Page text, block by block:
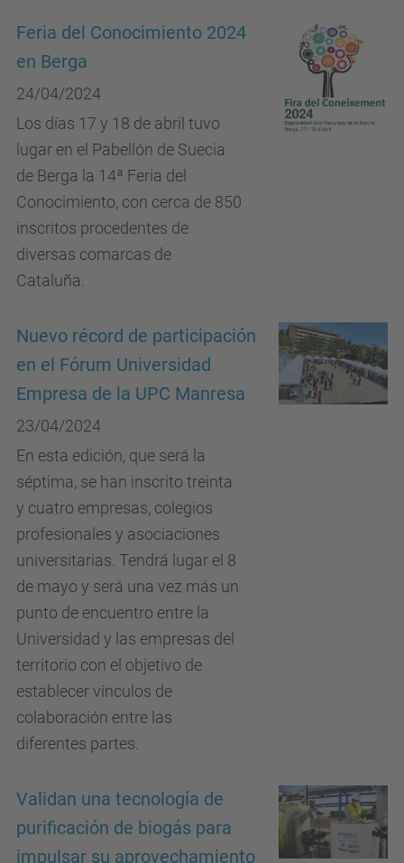
Feria del Conocimiento 2024
en Berga
24/04/2024
Los días 17 y 18 de abril tuvo
lugar en el Pabellón de Suecia
de Berga la 14ª Feria del
Conocimiento, con cerca de 850
inscritos procedentes de
diversas comarcas de
Cataluña.
Nuevo récord de participación
en el Fórum Universidad
Empresa de la UPC Manresa
23/04/2024
En esta edición, que será la
séptima, se han inscrito treinta
y cuatro empresas, colegios
profesionales y asociaciones
universitarias. Tendrá lugar el 8
de mayo y será una vez más un
punto de encuentro entre la
Universidad y las empresas del
territorio con el objetivo de
establecer vínculos de
colaboración entre las
diferentes partes.
Validan una tecnología de
purificación de biogás para
impulsar su aprovechamiento